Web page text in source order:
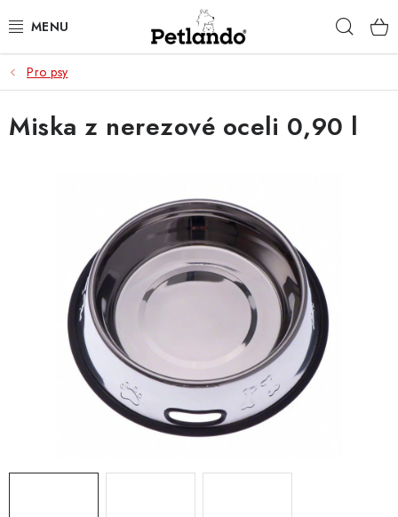
na
PRO PSY
PRO KOČKY
ZACHRAŇ PRODUKT
KONTAKTY
Pro psy
Miska z nerezové oceli 0,90 l